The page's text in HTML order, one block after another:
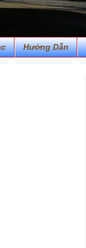
Hướng Dẫn